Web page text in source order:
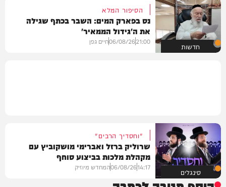
חדשות
הסיפור המלא
נס בפארק המים: השבר בכתף שגילה
את ה'גידול הממאיר'
21:00
06/08/26חיים גפן
סינגלים
"וחסדיך הרבים"
שרוליק ברזל ואברימי מושקוביץ עם
מקהלת מלכות בביצוע סוחף
14:17
06/08/26המחדש מיוזיק